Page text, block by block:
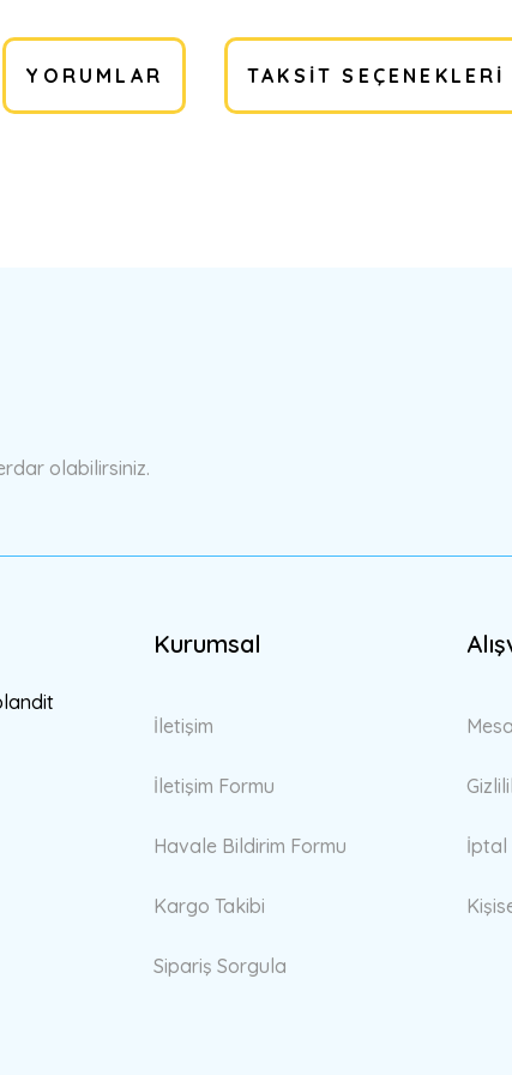
YORUMLAR TAKSIT SEÇENEKLERI
olabilirsiniz.
Kurumsal
İletişim
İletişim Formu
Havale Bildirim Formu
Kargo Takibi
Sipariş Sorgula
İptal